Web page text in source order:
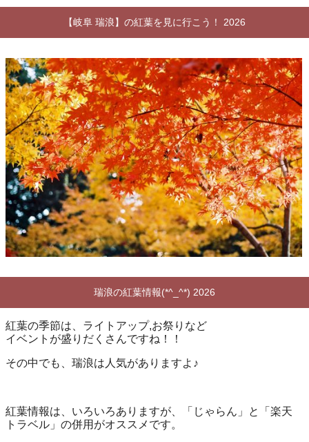
【岐阜 瑞浪】の紅葉を見に行こう！ 2026
瑞浪の紅葉情報(*^_^*) 2026
紅葉の季節は、ライトアップ,お祭りなど
イベントが盛りだくさんですね！！
その中でも、瑞浪は人気がありますよ♪
紅葉情報は、いろいろありますが、「じゃらん」と「楽天
トラベル」の併用がオススメです。